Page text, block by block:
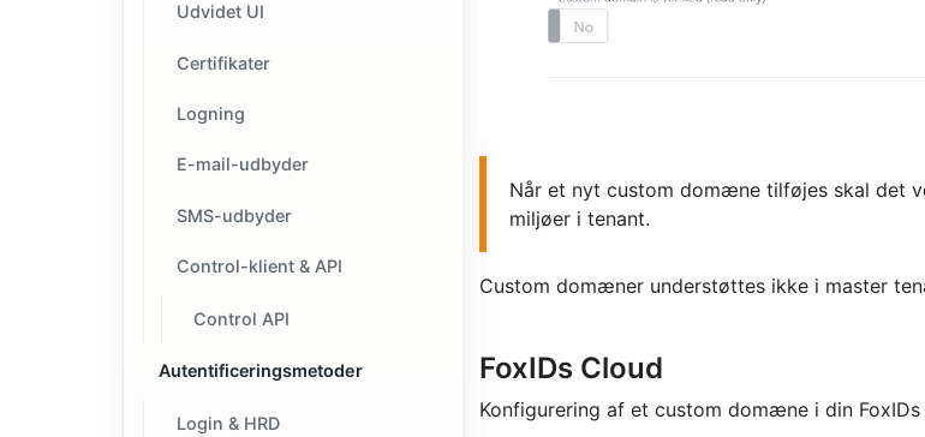
Udvidet UI
Certifikater
Logning
E-mail-udbyder
SMS-udbyder
Control-klient & API
Control API
Autentificeringsmetoder
Login & HRD
Når et nyt custom domæne tilføjes skal det
miljøer i tenant.
Custom domæner understøttes ikke i master
FoxIDs Cloud
Konfigurering af et custom domæne i din